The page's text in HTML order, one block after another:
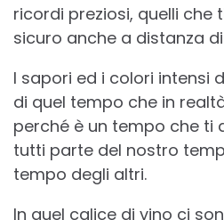
ricordi preziosi, quelli che
sicuro anche a distanza
I sapori ed i colori intensi
di quel tempo che in
perché è un tempo che ti
tutti parte del nostro
tempo degli altri.
In quel calice di vino ci